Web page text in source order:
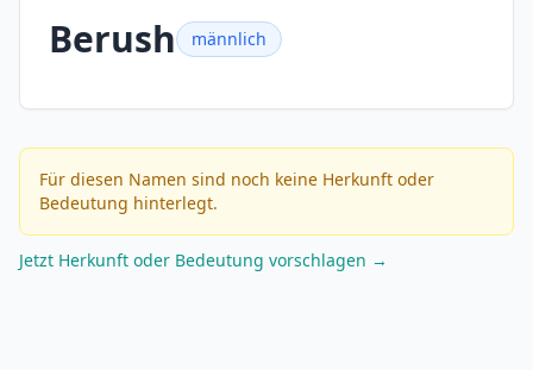
Berush männlich
Für diesen Namen sind noch keine Herkunft oder
Bedeutung hinterlegt.
Jetzt Herkunft oder Bedeutung vorschlagen →